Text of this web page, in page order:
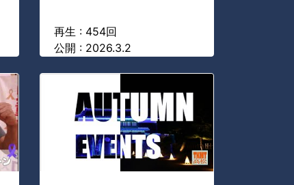
再生 : 454回
公開 : 2026.3.2